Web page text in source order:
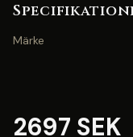
Märke
2697 SEK